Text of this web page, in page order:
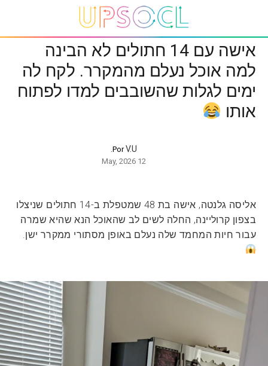
אישה עם 14 חתולים לא הבינה
למה אוכל נעלם מהמקרר. לקח לה
ימים לגלות שהשובבים למדו לפתוח
אותו
PorV.U.
12 May, 2026
אליסה גלנטה, אישה בת 48 שמטפלת ב-14 חתולים שניצלו
בצפון קרוליינה, החלה לשים לב שהאוכל הנא שהיא שמרה
עבור חיות המחמד שלה נעלם באופן מסתורי ממקרר ישן.